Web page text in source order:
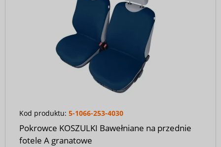
Kod produktu: 5-1066-253-4030
Pokrowce KOSZULKI Bawełniane na przednie
fotele A granatowe